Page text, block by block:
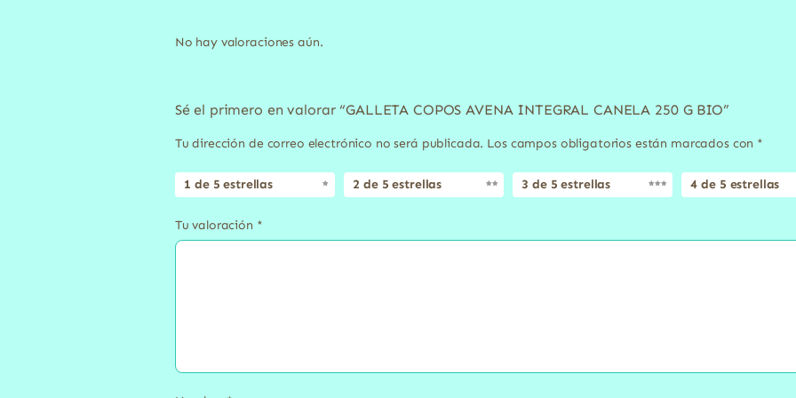
No hay valoraciones aún.
Sé el primero en valorar “GALLETA COPOS AVENA INTEGRAL CANELA 250 G BIO”
Tu dirección de correo electrónico no será publicada. Los campos obligatorios están marcados con *
1 de 5 estrellas 2 de 5 estrellas 3 de 5 estrellas 4 de 5 estrellas
Tu valoración *